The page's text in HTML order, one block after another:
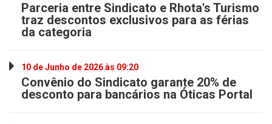
Parceria entre Sindicato e Rhota's Turismo
traz descontos exclusivos para as férias
da categoria
10 de Junho de 2026 às 09:20
Convênio do Sindicato garante 20% de
desconto para bancários na Óticas Portal